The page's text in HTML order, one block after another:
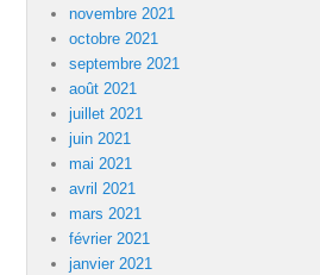
novembre 2021
octobre 2021
septembre 2021
août 2021
juillet 2021
juin 2021
mai 2021
avril 2021
mars 2021
février 2021
janvier 2021